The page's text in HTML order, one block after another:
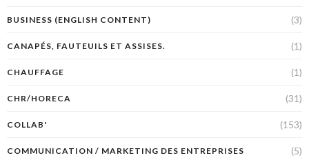
BUSINESS (ENGLISH CONTENT) (3)
CANAPÉS, FAUTEUILS ET ASSISES. (1)
CHAUFFAGE (1)
CHR/HORECA (31)
COLLAB' (153)
COMMUNICATION / MARKETING DES ENTREPRISES (5)